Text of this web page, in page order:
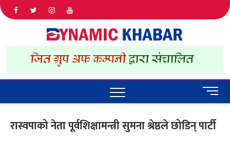
IN NEPAL
M
e
u
रास्वपाको नेता पूर्वशिक्षामन्त्री सुमना श्रेष्ठले छोडिन् पार्टी